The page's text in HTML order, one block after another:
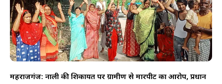
महराजगंज: नाली की शिकायत पर ग्रामीण से मारपीट का आरोप, प्रधान